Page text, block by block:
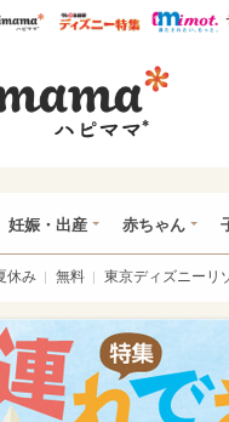
ぴあ総研ハピママ* ウレぴあ
妊娠・出産 赤ちゃん
休み 無料 東京ディズニーリ